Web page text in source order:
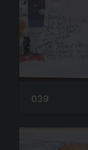
039